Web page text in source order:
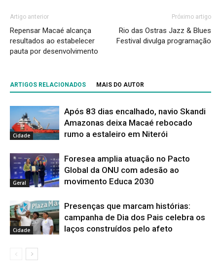
Artigo anterior
Repensar Macaé alcança
resultados ao estabelecer
pauta por desenvolvimento
Próximo artigo
Rio das Ostras Jazz & Blues
Festival divulga programação
ARTIGOS RELACIONADOS MAIS DO AUTOR
Cidade
Após 83 dias encalhado, navio Skandi
Amazonas deixa Macaé rebocado
rumo a estaleiro em Niterói
Geral
Foresea amplia atuação no Pacto
Global da ONU com adesão ao
movimento Educa 2030
Cidade
Presenças que marcam histórias:
campanha de Dia dos Pais celebra os
laços construídos pelo afeto